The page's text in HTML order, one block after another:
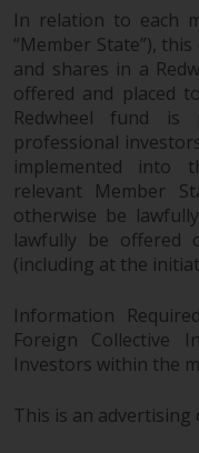
darstellen,
seine
zu. Alle
dieser
Wenn Sie
Ihre
Weise
Sie
schriftlich
Sie haben
Kopie der
indem Sie
In relation to each
“Member State”),
and shares in a
offered and placed
Redwheel fund
professional
implemented into
relevant Member
otherwise be
lawfully be offered
(including at the
Information
Foreign Collective
Investors within the
This is an advertising